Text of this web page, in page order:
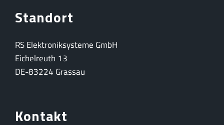
Standort
RS Elektroniksysteme GmbH
Eichelreuth 13
DE-83224 Grassau
Kontakt